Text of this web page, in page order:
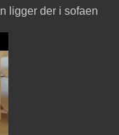
ligger der i sofaen